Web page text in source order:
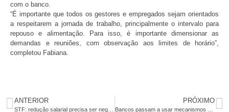
com o banco.
“É importante que todos os gestores e empregados sejam orientados
a respeitarem a jornada de trabalho, principalmente o intervalo para
repouso e alimentação. Para isso, é importante dimensionar as
demandas e reuniões, com observação aos limites de horário”,
completou Fabiana.
ANTERIOR PRÓXIMO